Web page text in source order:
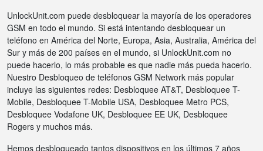
UnlockUnit.com puede desbloquear la mayoría de los operadores
GSM en todo el mundo. Si está intentando desbloquear un
teléfono en América del Norte, Europa, Asia, Australia, América del
Sur y más de 200 países en el mundo, si UnlockUnit.com no
puede hacerlo, lo más probable es que nadie más pueda hacerlo.
Nuestro Desbloqueo de teléfonos GSM Network más popular
incluye las siguientes redes: Desbloquee AT&T, Desbloquee T-
Mobile, Desbloquee T-Mobile USA, Desbloquee Metro PCS,
Desbloquee Vodafone UK, Desbloquee EE UK, Desbloquee
Rogers y muchos más.
Hemos desbloqueado tantos dispositivos en los últimos 7 años